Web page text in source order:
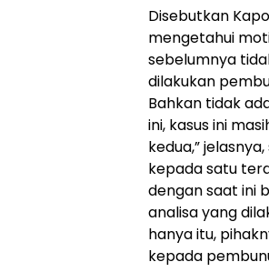
Disebutkan
mengetahui
sebelumnya
dilakukan
Bahkan tidak
ini, kasus ini
kedua,”
kepada satu
dengan saat ini
analisa yang
hanya itu,
kepada